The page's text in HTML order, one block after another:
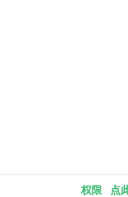
点
权限